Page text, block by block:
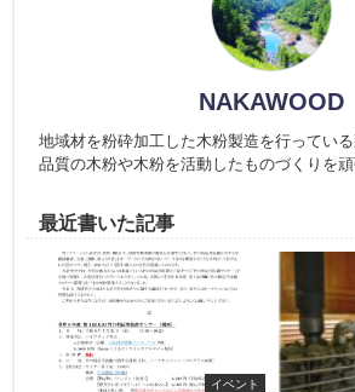
NAKAWOOD
地域材を粉砕加工した木粉製造を行ってい
品質の木粉や木粉を活動したものづくりを頑
最近書いた記事
イベント